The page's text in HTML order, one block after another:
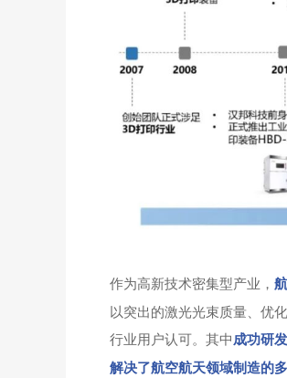
作为高新技术密集型产业，
以突出的激光光束质量、优
行业用户认可。其中成功研
解决了航空航天领域制造的